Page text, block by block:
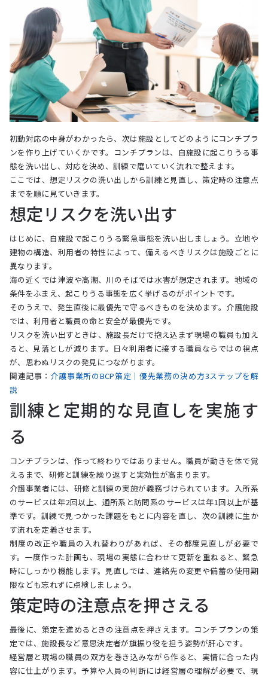
初動対応の中身がわかったら、次は施設としてどのようにコンチプラ
ンを作り上げていくかです。コンチプランは、自施設に起こりうる事
態を洗い出し、対応を決め、訓練で磨いていく流れで整えます。
ここでは、想定リスクの洗い出しから訓練と見直し、策定時の注意点
までを順に見ていきます。
想定リスクを洗い出す
はじめに、自施設で起こりうる緊急事態を洗い出しましょう。立地や
建物の構造、利用者の特性によって、備えるべきリスクは施設ごとに
異なります。
海の近くでは津波や高潮、川のそばでは水害が想定されます。地域の
条件をふまえ、起こりうる事態を広く挙げるのがポイントです。
そのうえで、発生直後に最優先で守るべきものを決めます。介護施設
では、利用者と職員の命と安全が最優先です。
リスクを洗い出すときは、施設長だけで抱え込まず現場の職員も加え
ると、見落としが減ります。日々利用者に接する職員ならではの視点
が、思わぬリスクの発見につながります。
関連記事： 介護事業所のBCP策定｜優先業務の決め方3ステップを解
説
訓練と定期的な見直しを実施す
る
コンチプランは、作って終わりではありません。職員が動きを体で覚
えるまで、研修と訓練を繰り返すと実効性が高まります。
介護事業者には、研修と訓練の実施が義務づけられています。入所系
のサービスは年2回以上、通所系と訪問系のサービスは年1回以上が基
準です。訓練で見つかった課題をもとに内容を直し、次の訓練に生か
す流れを定着させます。
制度の改正や職員の入れ替わりがあれば、その都度見直しが必要で
す。一度作った計画も、現場の実態に合わせて更新を重ねると、緊急
時にしっかり機能します。見直しでは、連絡先の変更や備蓄の使用期
限なども忘れずに点検しましょう。
策定時の注意点を押さえる
最後に、策定を進めるときの注意点を押さえます。コンチプランの策
定では、施設長など意思決定者が旗振り役を担う姿勢が肝心です。
経営層と現場の職員の双方を巻き込みながら作ると、実情に合った内
容に仕上がります。予算や人員の判断には経営層の理解が必要で、現